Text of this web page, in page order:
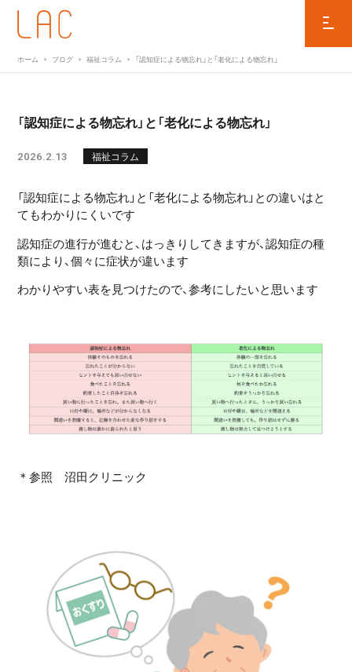
ホーム ブログ 福祉コラム 「認知症による物忘れ」と「老化による物忘れ」
「認知症による物忘れ」と「老化による物忘れ」
2026.2.13 福祉コラム
「認知症による物忘れ」と「老化による物忘れ」との違いはと
てもわかりにくいです
認知症の進行が進むと、はっきりしてきますが、認知症の種
類により、個々に症状が違います
わかりやすい表を見つけたので、参考にしたいと思います
＊参照 沼田クリニック